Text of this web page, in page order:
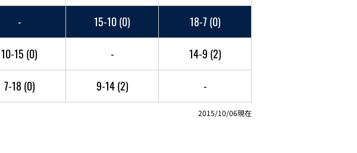
- 15-10(0) 18-7(0)
10-15 (0) - 14-9 (2)
7-18 (0) 9-14(2) -
2015/10/06現在